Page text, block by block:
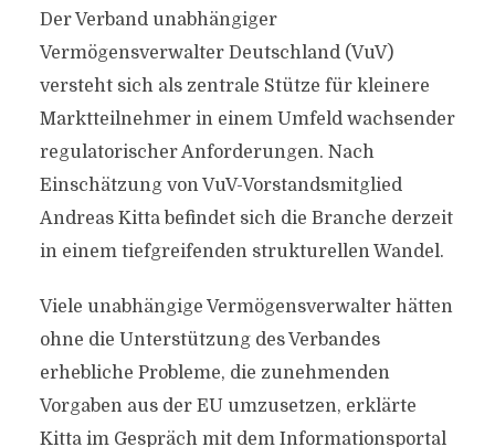
Der Verband unabhängiger
Vermögensverwalter Deutschland (VuV)
versteht sich als zentrale Stütze für kleinere
Marktteilnehmer in einem Umfeld wachsender
regulatorischer Anforderungen. Nach
Einschätzung von VuV-Vorstandsmitglied
Andreas Kitta befindet sich die Branche derzeit
in einem tiefgreifenden strukturellen Wandel.
Viele unabhängige Vermögensverwalter hätten
ohne die Unterstützung des Verbandes
erhebliche Probleme, die zunehmenden
Vorgaben aus der EU umzusetzen, erklärte
Kitta im Gespräch mit dem Informationsportal